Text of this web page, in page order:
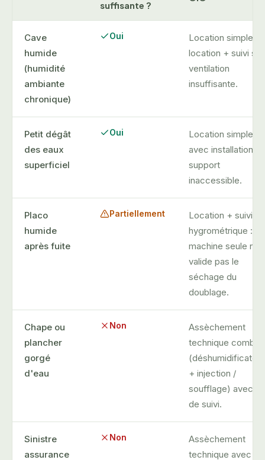
suffisante ?
Cave
humide
(humidité
ambiante
chronique)
Oui
Location simple ou
location + suivi si
ventilation
insuffisante.
Petit dégât
des eaux
superficiel
Oui
Location simple ou
avec installation si
support
inaccessible.
Placo
humide
après fuite
Partiellement
Location + suivi
hygrométrique : la
machine seule ne
valide pas le
séchage du
doublage.
Chape ou
plancher
gorgé
d'eau
Non
Assèchement
technique
(déshumidificateur
+ injection /
soufflage) avec
de suivi.
Sinistre
assurance
Non
Assèchement
technique avec